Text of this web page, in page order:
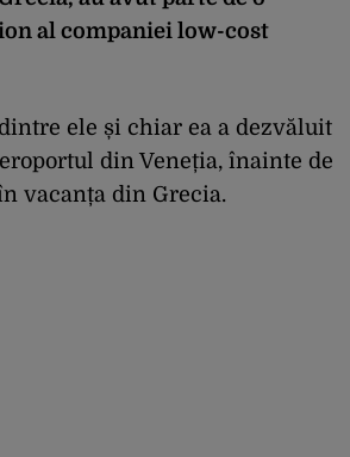
al companiei low-cost
ele și chiar ea a dezvăluit
din Veneția, înainte de
vacanța din Grecia.